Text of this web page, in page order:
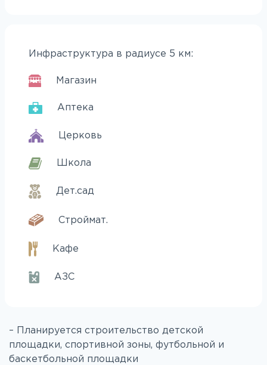
Инфраструктура в радиусе 5 км:
Магазин
Аптека
Церковь
Школа
Дет.сад
Строймат.
Кафе
АЗС
– Планируется строительство детской
площадки, спортивной зоны, футбольной и
баскетбольной площадки